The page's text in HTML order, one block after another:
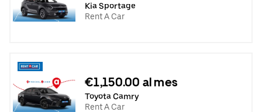
Kia Sportage
Rent A Car
€1,150.00 al mes
Toyota Camry
Rent A Car